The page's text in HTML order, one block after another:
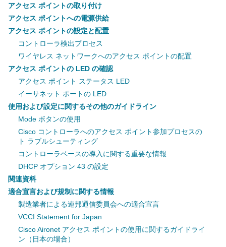
アクセス ポイントの取り付け
アクセス ポイントへの電源供給
アクセス ポイントの設定と配置
コントローラ検出プロセス
ワイヤレス ネットワークへのアクセス ポイントの配置
アクセス ポイントの LED の確認
アクセス ポイント ステータス LED
イーサネット ポートの LED
使用および設定に関するその他のガイドライン
Mode ボタンの使用
Cisco コントローラへのアクセス ポイント参加プロセスの
ト ラブルシューティング
コントローラベースの導入に関する重要な情報
DHCP オプション 43 の設定
関連資料
適合宣言および規制に関する情報
製造業者による連邦通信委員会への適合宣言
VCCI Statement for Japan
Cisco Aironet アクセス ポイントの使用に関するガイドライ
ン（日本の場合）